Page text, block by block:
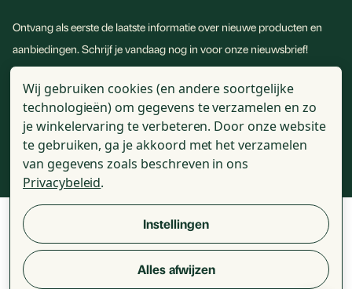
Ontvang als eerste de laatste informatie over nieuwe producten en
aanbiedingen. Schrijf je vandaag nog in voor onze nieuwsbrief!
E-
mailadres
© 2026 - Golden Naturals - Alle genoemde prijzen zijn incl. BTW
Review voorwaardenAlgemene voorwaarden
Wij gebruiken cookies (en andere soortgelijke
technologieën) om gegevens te verzamelen en zo
je winkelervaring te verbeteren. Door onze website
te gebruiken, ga je akkoord met het verzamelen
van gegevens zoals beschreven in ons
Privacybeleid.
Instellingen
Alles afwijzen